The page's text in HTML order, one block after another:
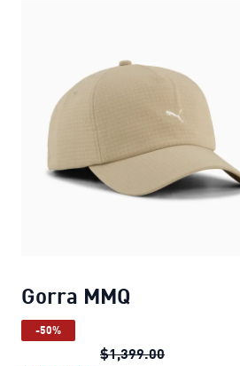
Gorra MMQ
-50%
$1,399.00Gorra MMQ